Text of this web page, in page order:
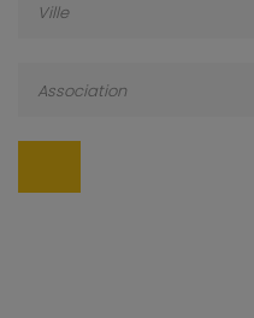
Ville
Association